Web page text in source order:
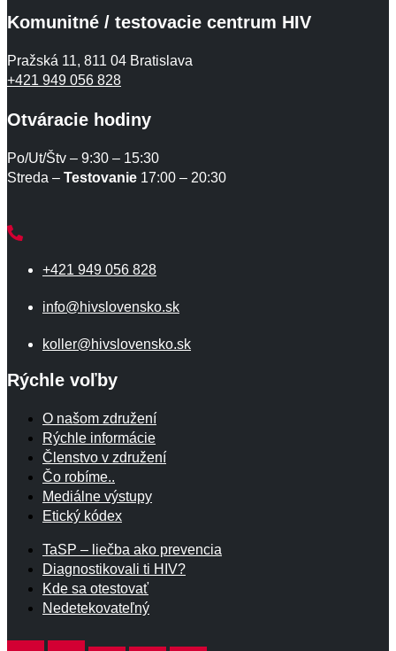
Komunitné / testovacie centrum HIV
Pražská 11, 811 04 Bratislava
+421 949 056 828
Otváracie hodiny
Po/Ut/Štv – 9:30 – 15:30
Streda – Testovanie 17:00 – 20:30
+421 949 056 828
info@hivslovensko.sk
koller@hivslovensko.sk
Rýchle voľby
O našom združení
Rýchle informácie
Členstvo v združení
Čo robíme..
Mediálne výstupy
Etický kódex
TaSP – liečba ako prevencia
Diagnostikovali ti HIV?
Kde sa otestovať
Nedetekovateľný